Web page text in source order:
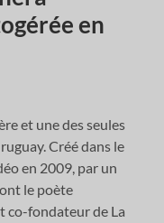
en
et une des seules
Créé dans le
en 2009, par un
le poète
co-fondateur de La